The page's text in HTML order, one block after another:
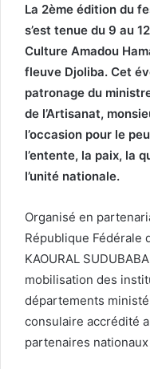
La 2ème édition du
s’est tenue du 9 au
Culture Amadou
fleuve Djoliba. Cet
patronage du
de l’Artisanat,
l’occasion pour le
l’entente, la paix, la
l’unité nationale.
Organisé en
République Fédérale
KAOURAL
mobilisation des
départements
consulaire accrédité
partenaires